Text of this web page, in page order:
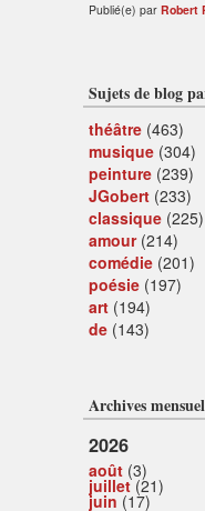
Publié(e) par Robert
Sujets de blog
théâtre (463)
musique (304)
peinture (239)
JGobert (233)
classique (225)
amour(214)
comédie (201)
poésie (197)
art (194)
de (143)
Archives
2026
août (3)
juillet(21)
juin (17)